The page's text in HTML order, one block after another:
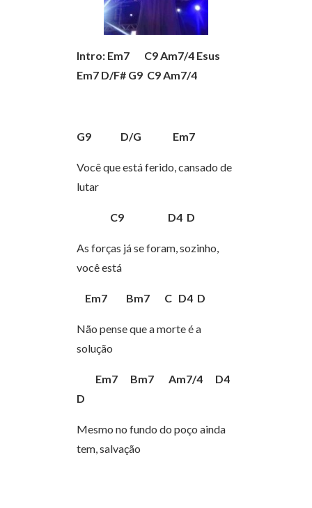
Intro: Em7 C9 Am7/4 Esus
Em7 D/F# G9 C9 Am7/4
G9 D/G Em7
Você que está ferido, cansado de
lutar
C9 D4 D
As forças já se foram, sozinho,
você está
Em7 Bm7 C D4 D
Não pense que a morte é a
solução
Em7 Bm7 Am7/4 D4
D
Mesmo no fundo do poço ainda
tem, salvação